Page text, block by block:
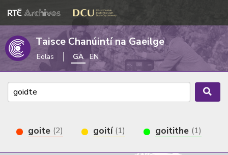
Taisce Chanúintí na Gaeilge
Eolas GA EN
goite (2) goití (1) goitithe (1)